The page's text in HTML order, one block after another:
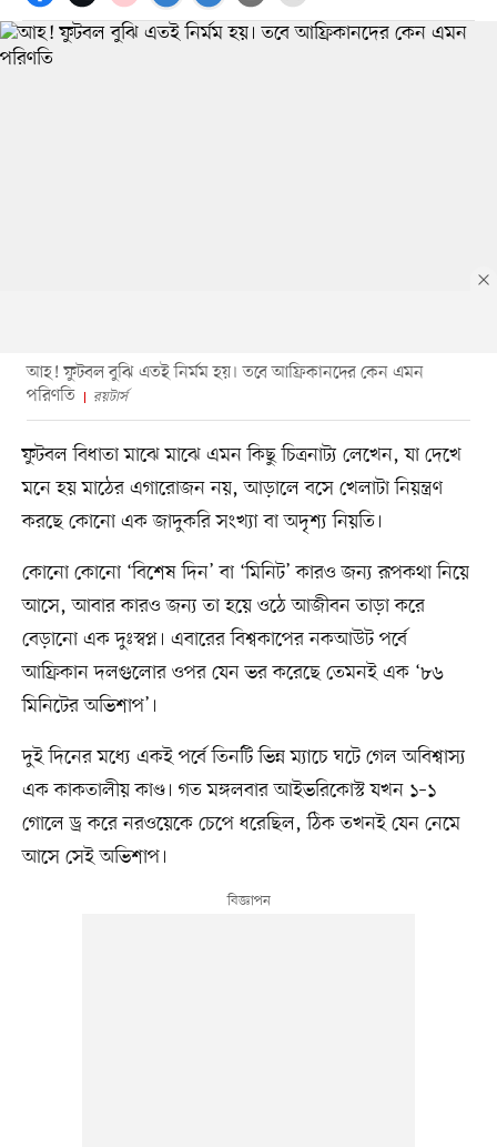
আহ! ফুটবল বুঝি এতই নির্মম হয়। তবে আফ্রিকানদের কেন এমন
পরিণতি
রয়টার্স
ফুটবল বিধাতা মাঝে মাঝে এমন কিছু চিত্রনাট্য লেখেন, যা দেখে
মনে হয় মাঠের এগারোজন নয়, আড়ালে বসে খেলাটা নিয়ন্ত্রণ
করছে কোনো এক জাদুকরি সংখ্যা বা অদৃশ্য নিয়তি।
কোনো কোনো ‘বিশেষ দিন’ বা ‘মিনিট’ কারও জন্য রূপকথা নিয়ে
আসে, আবার কারও জন্য তা হয়ে ওঠে আজীবন তাড়া করে
বেড়ানো এক দুঃস্বপ্ন। এবারের বিশ্বকাপের নকআউট পর্বে
আফ্রিকান দলগুলোর ওপর যেন ভর করেছে তেমনই এক ‘৮৬
মিনিটের অভিশাপ’।
দুই দিনের মধ্যে একই পর্বে তিনটি ভিন্ন ম্যাচে ঘটে গেল অবিশ্বাস্য
এক কাকতালীয় কাণ্ড। গত মঙ্গলবার আইভরিকোস্ট যখন ১–১
গোলে ড্র করে নরওয়েকে চেপে ধরেছিল, ঠিক তখনই যেন নেমে
আসে সেই অভিশাপ।